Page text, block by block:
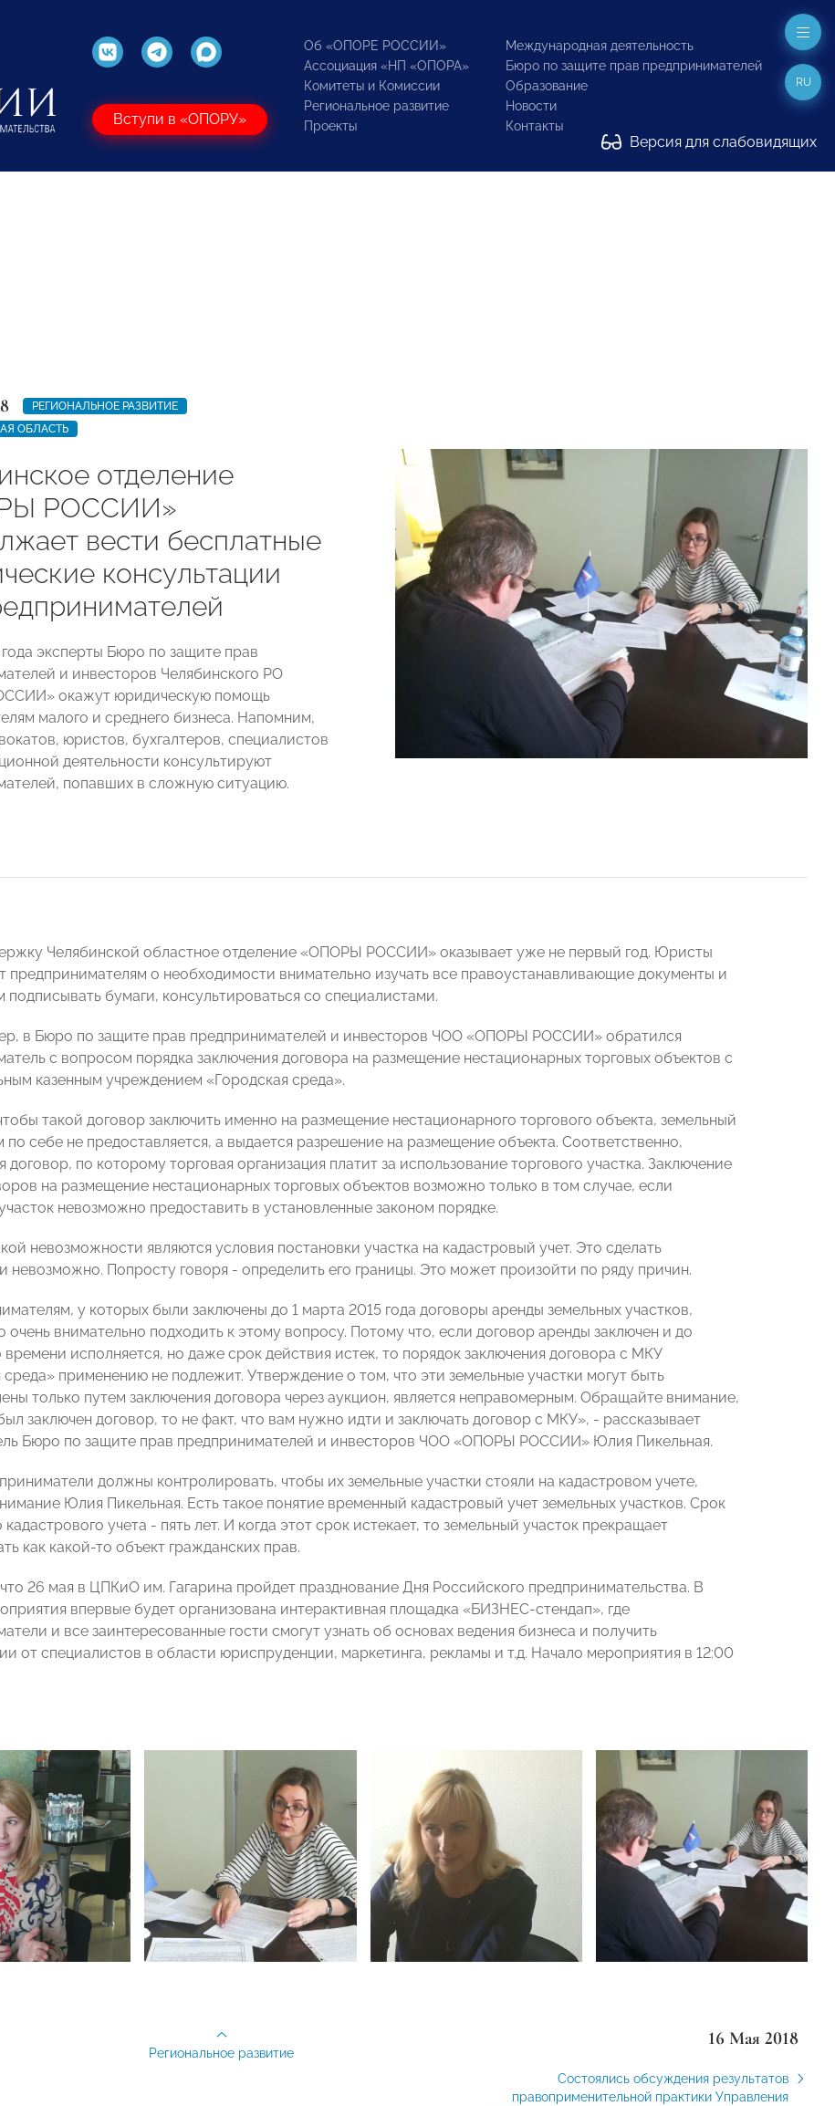
Вступи в «ОПОРУ»
Об «ОПОРЕ РОССИИ»
Ассоциация «НП «ОПОРА»
Комитеты и Комиссии
Региональное развитие
Проекты
Международная деятельность
Бюро по защите прав предпринимателей
Образование
Новости
Контакты
Версия для слабовидящих
RU
РЕГИОНАЛЬНОЕ РАЗВИТИЕ
ОБЛАСТЬ
отделение
РОССИИ»
вести бесплатные
консультации
года эксперты Бюро по защите прав
и инвесторов Челябинского РО
окажут юридическую помощь
малого и среднего бизнеса. Напомним,
юристов, бухгалтеров, специалистов
деятельности консультируют
попавших в сложную ситуацию.
Челябинской областное отделение «ОПОРЫ РОССИИ» оказывает уже не первый год. Юристы
предпринимателям о необходимости внимательно изучать все правоустанавливающие документы и
подписывать бумаги, консультироваться со специалистами.
в Бюро по защите прав предпринимателей и инвесторов ЧОО «ОПОРЫ РОССИИ» обратился
с вопросом порядка заключения договора на размещение нестационарных торговых объектов с
казенным учреждением «Городская среда».
такой договoр заключить именно на размещение нестационарного торгового объекта, земельный
по себе не предоставляется, а выдается разрешение на размещение объекта. Соответственно,
договор, по которому торговая организация платит за использование торгового участка. Заключение
на размещение нестационарных торговых объектов возможно только в том случае, если
невозможно предоставить в установленные законом порядке.
невозможности являются условия постановки участка на кадастровый учет. Это сделать
невозможно. Попросту говоря - определить его границы. Это может произойти по ряду причин.
у которых были заключены до 1 марта 2015 года договоры аренды земельных участков,
очень внимательно подходить к этому вопросу. Потому что, если договор аренды заключен и до
времени исполняется, но даже срок действия истек, то порядок заключения договора с МКУ
среда» применению не подлежит. Утверждение о том, что эти земельные участки могут быть
только путем заключения договора через аукцион, является неправомерным. Обращайте внимание,
заключен договор, то не факт, что вам нужно идти и заключать договор с МКУ», - рассказывает
Бюро по защите прав предпринимателей и инвесторов ЧОО «ОПОРЫ РОССИИ» Юлия Пикельная.
должны контролировать, чтобы их земельные участки стояли на кадастровом учете,
Юлия Пикельная. Есть такое понятие временный кадастровый учет земельных участков. Срок
учета - пять лет. И когда этот срок истекает, то земельный участок прекращает
как какой-то объект гражданских прав.
26 мая в ЦПКиО им. Гагарина пройдет празднование Дня Российского предпринимательства. В
впервые будет организована интерактивная площадка «БИЗНЕС-стендап», где
и все заинтересованные гости смогут узнать об основах ведения бизнеса и получить
от специалистов в области юриспруденции, маркетинга, рекламы и т.д. Начало мероприятия в 12:00
16 Мая 2018
Состоялись обсуждения результатов
правоприменительной практики Управления
Региональное развитие